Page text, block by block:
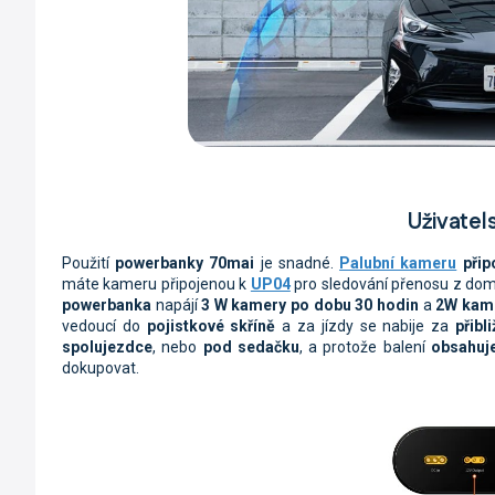
Použití powerbanky 70mai je snadné. Palubní kameru
máte kameru připojenou k UP04pro sledování přenosu z
powerbanka napájí3 W kamery po dobu 30 hodin a 2W
vedoucí do pojistkové skříně a za jízdy se nabije za
spolujezdce, nebo pod sedačku, a protože balení
dokupovat.